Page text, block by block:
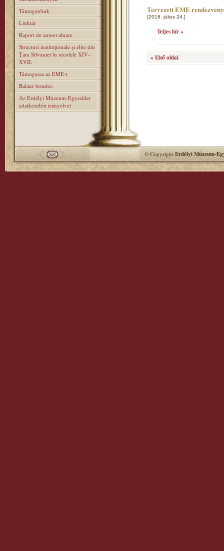
Támogatóink
Linktár
Raport de autoevaluare
Structuri instituţionale şi elite din
Ţara Silvaniei în secolele XIV–
XVII.
Támogassa az EMÉ-t
Balaur bondoc
Az Erdélyi Múzeum-Egyesület
adatkezelési irányelvei
Tervezett EME
[2018. július 24.]
Teljes hír »
« Első oldal
© CopyrightErdélyi Múzeum-